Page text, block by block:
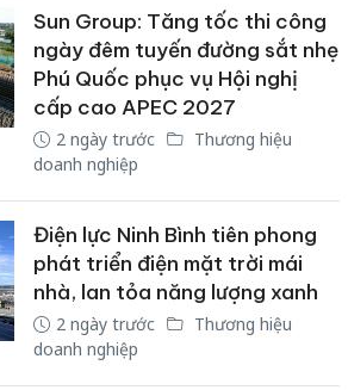
Sun Group: Tăng tốc thi công
ngày đêm tuyến đường sắt nhẹ
Phú Quốc phục vụ Hội nghị
cấp cao APEC 2027
2 ngày trước
Thương hiệu
doanh nghiệp
Điện lực Ninh Bình tiên phong
phát triển điện mặt trời mái
nhà, lan tỏa năng lượng xanh
2 ngày trước
Thương hiệu
doanh nghiệp